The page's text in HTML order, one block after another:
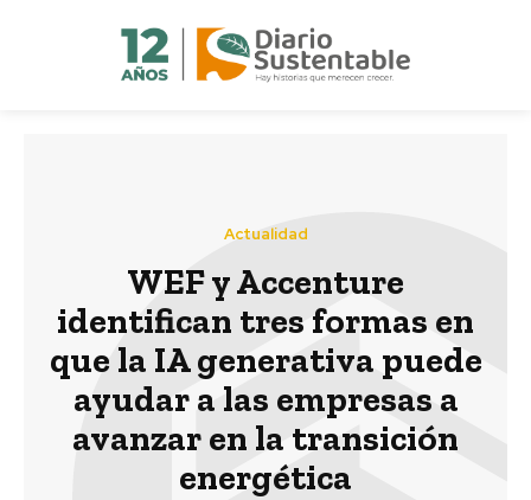
Actualidad
WEF y Accenture
identifican tres formas en
que la IA generativa puede
ayudar a las empresas a
avanzar en la transición
energética